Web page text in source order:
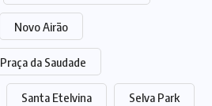
Novo Airão
Praça da Saudade
Santa Etelvina Selva Park